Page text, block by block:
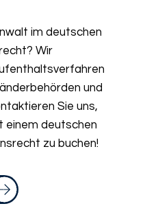
im deutschen
Wir
und
Sie uns,
einem deutschen
zu buchen!